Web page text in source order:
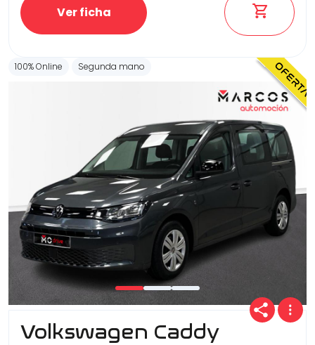
Ver ficha
100% Online Segunda mano
Volkswagen Caddy